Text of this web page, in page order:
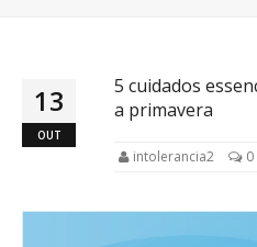
13
OUT
5 cuidados
a primavera
intolerancia2 0